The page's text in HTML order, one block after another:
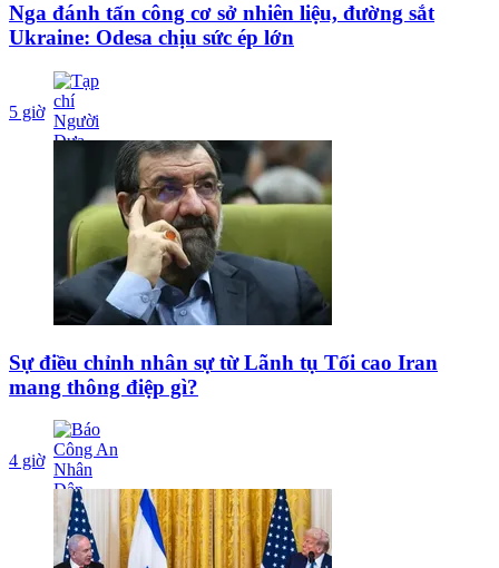
Nga đánh tấn công cơ sở nhiên liệu, đường sắt
Ukraine: Odesa chịu sức ép lớn
5 giờ
Sự điều chỉnh nhân sự từ Lãnh tụ Tối cao Iran
mang thông điệp gì?
4 giờ